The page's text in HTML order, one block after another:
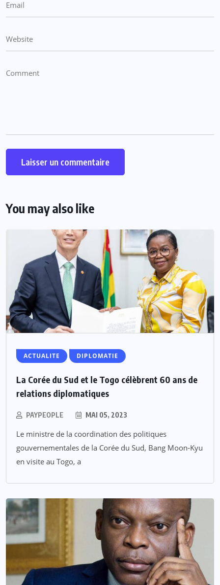
You may also like
ACTUALITE DIPLOMATIE
La Corée du Sud et le Togo célèbrent 60 ans de
relations diplomatiques
PAYPEOPLE MAI 05, 2023
Le ministre de la coordination des politiques
gouvernementales de la Corée du Sud, Bang Moon-Kyu
en visite au Togo, a